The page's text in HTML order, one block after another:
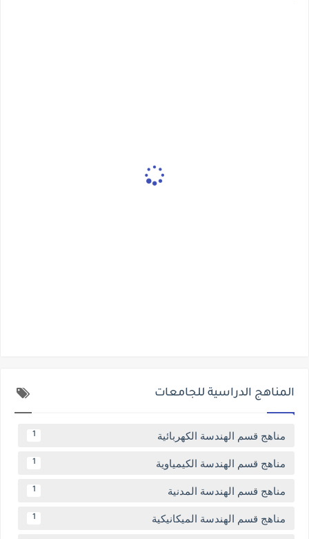
المناهج الدراسية للجامعات
مناهج قسم الهندسة الكهربائية 1
مناهج قسم الهندسة الكيمياوية 1
مناهج قسم الهندسة المدنية 1
مناهج قسم الهندسة الميكانيكية 1